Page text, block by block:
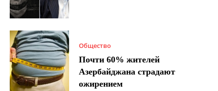
Общество
Почти 60% жителей
Азербайджана страдают
ожирением